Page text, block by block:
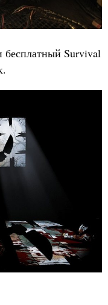
бесплатный Survival